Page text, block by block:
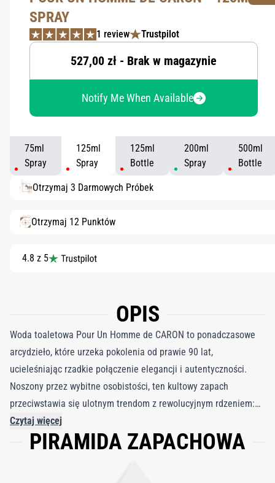
SPRAY
1 review Trustpilot
527,00 zł - Brak w magazynie
Notify Me When Available
75ml
Spray
125ml
Spray
125ml
Bottle
200ml
Spray
500ml
Bottle
Otrzymaj 3 Darmowych Próbek
Otrzymaj 12 Punktów
4.8 z 5
OPIS
Woda toaletowa Pour Un Homme de CARON to ponadczasowe
arcydzieło, które urzeka pokolenia od prawie 90 lat,
ucieleśniając rzadkie połączenie elegancji i autentyczności.
Noszony przez wybitne osobistości, ten kultowy zapach
przeciwstawia się ulotnym trendom z rewolucyjnym rdzeniem:
harmonijnym połączeniem francuskiej lawendy, symbolizującej
męską świeżość, i wanilii, nieoczekiwanej i tradycyjnie kobiecej
Czytaj więcej
PIRAMIDA ZAPACHOWA